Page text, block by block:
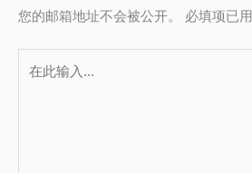
您的邮箱地址不会被公开。 必填项已用